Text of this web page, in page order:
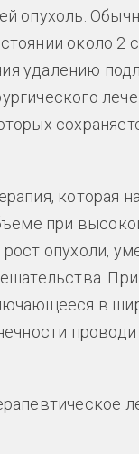
опухоль.
около 2
удалению
которая
при
опухоли,
в